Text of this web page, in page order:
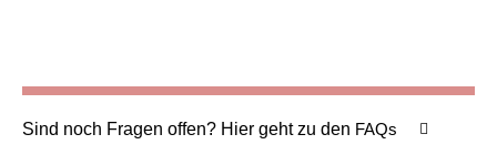
Sind noch Fragen offen? Hier geht zu den FAQs